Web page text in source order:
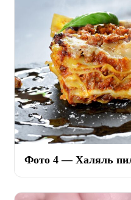
Фото 4 — Халяль